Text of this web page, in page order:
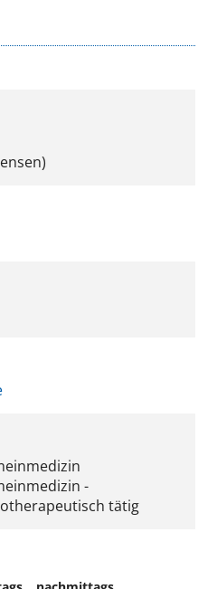
-
tätig